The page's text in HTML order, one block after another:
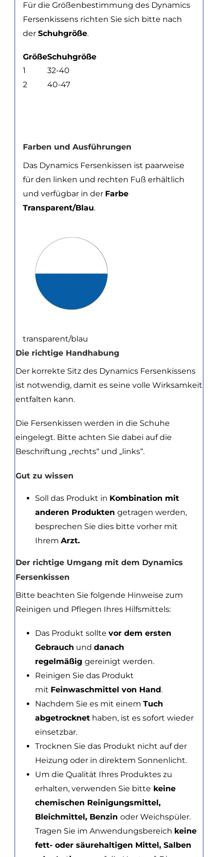
Für die Größenbestimmung des Dynamics
Fersenkissens richten Sie sich bitte nach
der Schuhgröße.
GrößeSchuhgröße
1
32-40
2
40-47
Farben und Ausführungen
Das Dynamics Fersenkissen ist paarweise
für den linken und rechten Fuß erhältlich
und verfügbar in der Farbe
Transparent/Blau.
transparent/blau
Die richtige Handhabung
Der korrekte Sitz des Dynamics Fersenkissens
ist notwendig, damit es seine volle Wirksamkeit
entfalten kann.
Die Fersenkissen werden in die Schuhe
eingelegt. Bitte achten Sie dabei auf die
Beschriftung „rechts“ und „links“.
Gut zu wissen
Soll das Produkt in Kombination mit
anderen Produkten getragen werden,
besprechen Sie dies bitte vorher mit
Ihrem Arzt.
Der richtige Umgang mit dem Dynamics
Fersenkissen
Bitte beachten Sie folgende Hinweise zum
Reinigen und Pflegen Ihres Hilfsmittels:
Das Produkt sollte vor dem ersten
Gebrauch und danach
regelmäßig gereinigt werden.
Reinigen Sie das Produkt
mit Feinwaschmittel von Hand.
Nachdem Sie es mit einem Tuch
abgetrocknethaben, ist es sofort wieder
einsetzbar.
Trocknen Sie das Produkt nicht auf der
Heizung oder in direktem Sonnenlicht.
Um die Qualität Ihres Produktes zu
erhalten, verwenden Sie bitte keine
chemischen Reinigungsmittel,
Bleichmittel, Benzin oder Weichspüler.
Tragen Sie im Anwendungsbereich keine
fett- oder säurehaltigen Mittel, Salben